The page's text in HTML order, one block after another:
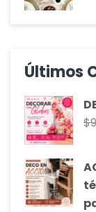
Últimos
$